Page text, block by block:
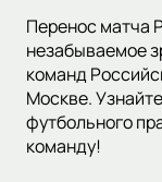
Перенос матча
незабываемое
команд
Москве.
футбольного
команду!